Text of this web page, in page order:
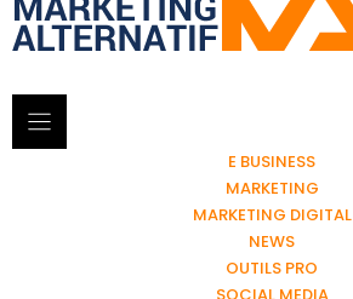
E BUSINESS
MARKETING
MARKETING DIGITAL
NEWS
OUTILS PRO